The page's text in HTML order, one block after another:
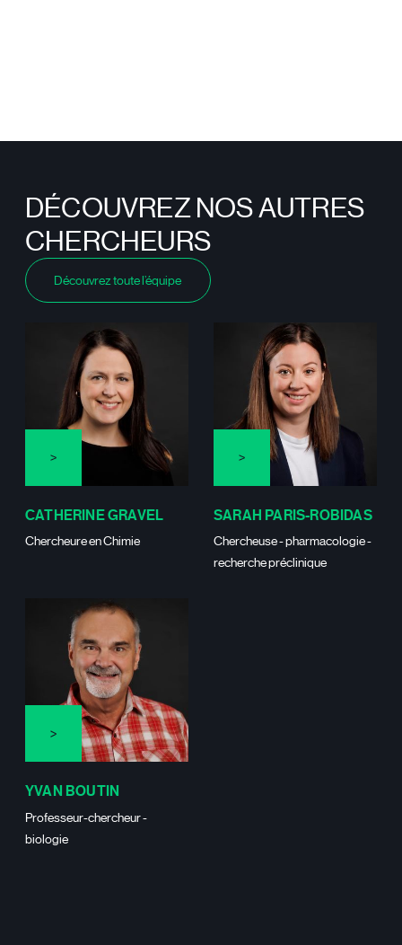
DÉCOUVREZ NOS AUTRES
CHERCHEURS
Découvrez toute l’équipe
CATHERINE GRAVEL
Chercheure en Chimie
SARAH PARIS-ROBIDAS
Chercheuse - pharmacologie -
recherche préclinique
YVAN BOUTIN
Professeur-chercheur -
biologie